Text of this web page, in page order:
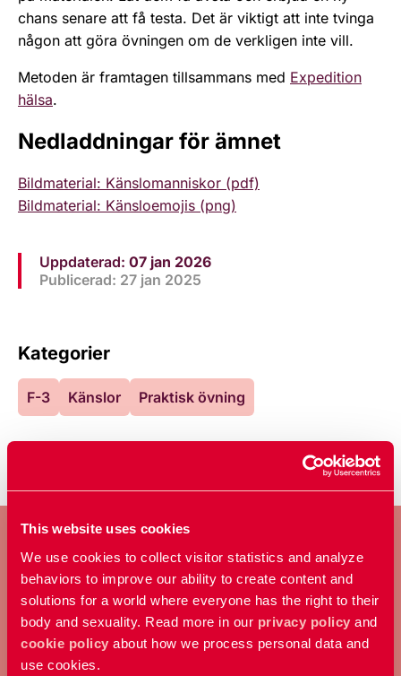
This website uses cookies
We use cookies to collect visitor statistics and analyze
behaviors to improve our ability to create content and
solutions for a world where everyone has the right to their
body and sexuality. Read more in our privacy policy and
cookie policy about how we process personal data and
use cookies.
chans senare att få testa. Det är viktigt att inte tvinga
någon att göra övningen om de verkligen inte vill.
Metoden är framtagen tillsammans med Expedition
hälsa.
Nedladdningar för ämnet
Bildmaterial: Känslomanniskor (pdf)
Bildmaterial: Känsloemojis (png)
Uppdaterad: 07 jan 2026
Publicerad: 27 jan 2025
Kategorier
F-3 Känslor Praktisk övning
BLI MEDLEM
Ta ställning för allas rätt att